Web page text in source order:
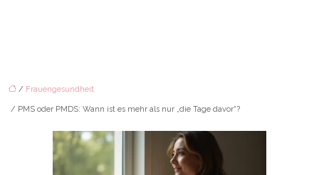
/ Frauengesundheit
/ PMS oder PMDS: Wann ist es mehr als nur „die Tage davor“?